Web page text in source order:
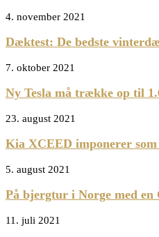
4. november 2021
Dæktest: De bedste
7. oktober 2021
Ny Tesla må trække op til
23. august 2021
Kia XCEED imponerer
5. august 2021
På bjergtur i Norge med en
11. juli 2021